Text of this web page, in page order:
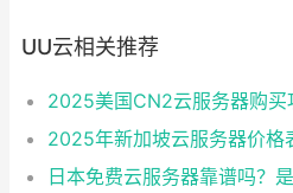
UU云相关推荐
2025年新加坡云服务器价格
日本免费云服务器靠谱吗？